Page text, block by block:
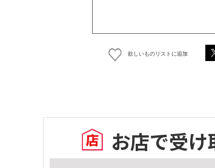
欲しいものリストに追加
お店で受け